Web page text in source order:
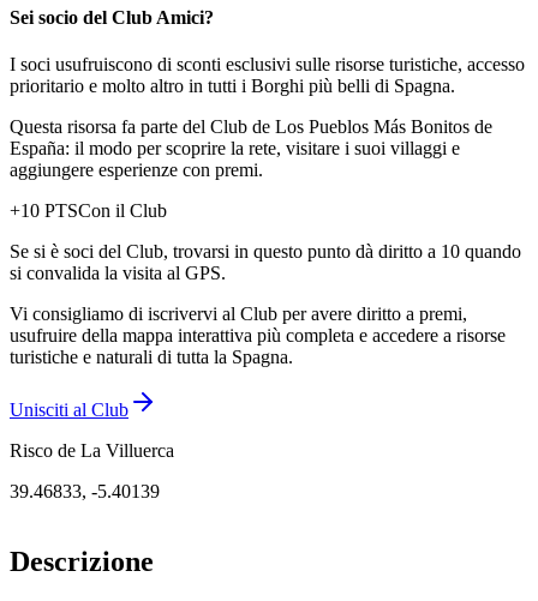
Sei socio del Club Amici?
I soci usufruiscono di sconti esclusivi sulle risorse turistiche, accesso
prioritario e molto altro in tutti i Borghi più belli di Spagna.
Questa risorsa fa parte del Club de Los Pueblos Más Bonitos de
España: il modo per scoprire la rete, visitare i suoi villaggi e
aggiungere esperienze con premi.
+10 PTSCon il Club
Se si è soci del Club, trovarsi in questo punto dà diritto a 10 quando
si convalida la visita al GPS.
Vi consigliamo di iscrivervi al Club per avere diritto a premi,
usufruire della mappa interattiva più completa e accedere a risorse
turistiche e naturali di tutta la Spagna.
Unisciti al Club
Risco de La Villuerca
39.46833, -5.40139
Descrizione